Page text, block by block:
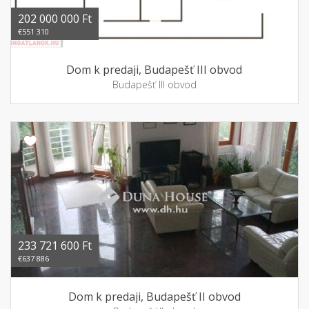
202 000 000 Ft
€551 310
Dom k predaji, Budapešť III obvod
Budapešť III obvod
233 721 600 Ft
€637 886
Dom k predaji, Budapešť II obvod